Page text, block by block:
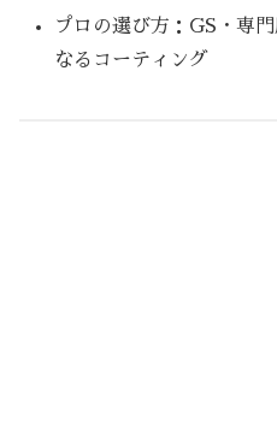
プロの選び方：GS・専
なるコーティング